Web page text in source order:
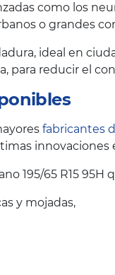
como los
o grandes
ideal en
para reducir el
fabricantes
195/65 R15
y mojadas,